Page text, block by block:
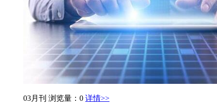
03月刊 浏览量：0 详情>>